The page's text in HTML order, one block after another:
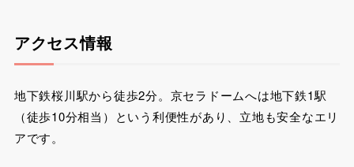
アクセス情報
地下鉄桜川駅から徒歩2分。京セラドームへは地下鉄1駅
（徒歩10分相当）という利便性があり、立地も安全なエリ
アです。